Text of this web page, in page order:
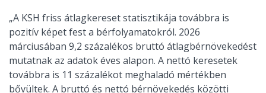
„A KSH friss átlagkereset statisztikája továbbra is
pozitív képet fest a bérfolyamatokról. 2026
márciusában 9,2 százalékos bruttó átlagbérnövekedést
mutatnak az adatok éves alapon. A nettó keresetek
továbbra is 11 százalékot meghaladó mértékben
bővültek. A bruttó és nettó bérnövekedés közötti